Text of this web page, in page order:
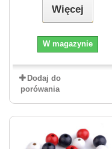
Więcej
W magazynie
Dodaj do
porówania